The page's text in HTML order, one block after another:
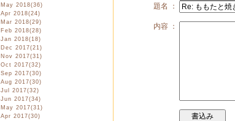
May 2018(36)
Apr 2018(24)
Mar 2018(29)
Feb 2018(28)
Jan 2018(18)
Dec 2017(21)
Nov 2017(31)
Oct 2017(32)
Sep 2017(30)
Aug 2017(30)
Jul 2017(32)
Jun 2017(34)
May 2017(31)
Apr 2017(30)
題名 ：
内容 ：